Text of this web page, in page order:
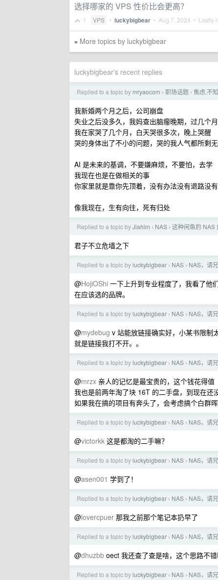
选择哪家的 VPS 性价比会更高？
1 VPS • luckybigbear • Aug 7, 2024 • Lastly
» More topics by luckybigbear
luckybigbear's recent replies
Replied to a topic by mryaocom › 职场话题 › 焦虑,不
我新婚两个月之后，公司崩盘
失业之后没多久，我妈查出脑瘤晚期，过几个
我在家哭了几个月，白天哭很多次，晚上哭醒
哭的身体出了不小的问题，哭的我人气都所剩
AI 是未来的基调，不要嫌麻烦，不要怕，去学
我现在也是在做相关的事
你家里就是靠你先顶着，没有办法没有退路没
像我现在，生有向往，死有归处
Replied to a topic byJiahim › NAS › 这种闲鱼的 NAS
君子不立危墙之下
Replied to a topic by luckybigbear › NAS › NAS，请
@HojiOShi 一下上升到专业程度了，我看了他
在应该选的品牌。
Replied to a topic by luckybigbear › NAS › NAS，请
@mydebug v 站能放链接确实好，小某书限制
就是链接我打不开。。
Replied to a topic by luckybigbear › NAS › NAS，请
@mrzx 亲人的记忆是最宝贵的，这个钱花得值
我也是前两年淘了块 16T 的二手盘，到现在还
如果我在搞的项目有奔头了，会考虑搞个白群
Replied to a topic by luckybigbear › NAS › NAS，请
@victorkk 这是都淘的二手嘛？
Replied to a topic by luckybigbear › NAS › NAS，请
@asen001 学到了！
Replied to a topic by luckybigbear › NAS › NAS，请
@lovercpuer 那我之前那个笔记本扔早了
Replied to a topic by luckybigbear › NAS › NAS，请
@dhuzbb oect 我还查了查是啥，这个思路不
Replied to a topic by luckybigbear › NAS › NAS，请